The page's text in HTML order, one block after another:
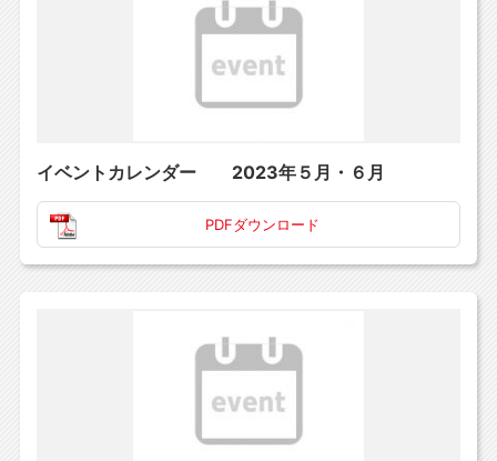
イベントカレンダー 2023年５月・６月
PDFダウンロード